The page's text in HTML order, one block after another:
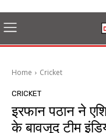
Home Cricket
CRICKET
इरफान पठान ने
के बावजूद टीम